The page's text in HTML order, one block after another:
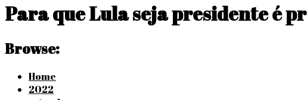
Para que Lula seja presidente é
Browse:
Home
2022